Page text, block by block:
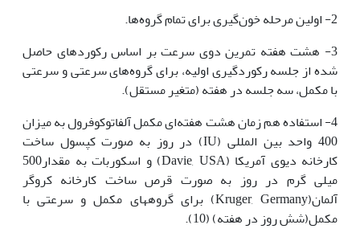
2- اولین مرحله خون‌گیری برای تمام گروه‌ها.
3- هشت هفته تمرین دوی سرعت بر اساس رکوردهای حاصل
شده از جلسه رکورد‌گیری اولیه، برای گروه‌های سرعتی و سرعتی
با مکمل، سه جلسه در هفته (متغیر مستقل).
4- استفاده هم زمان هشت هفته‌ای مکمل آلفاتوکوفرول به میزان
400 واحد بین المللی (IU) در روز به صورت کپسول ساخت
کارخانه دیوی آمریکا (Davie, USA) و اسکوربات به مقدار500
میلی گرم در روز به صورت قرص ساخت کارخانه کروگر
آلمان(Kruger, Germany) برای گروه‏های مکمل و سرعتی با
مکمل(شش روز در هفته) (10).